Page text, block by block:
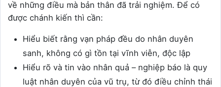
về những điều mà bản thân đã trải nghiệm. Để có
được chánh kiến thì cần:
Hiểu biết rằng vạn pháp đều do nhân duyên
sanh, không có gì tồn tại vĩnh viễn, độc lập
Hiểu rõ và tin vào nhân quả – nghiệp báo là quy
luật nhân duyên của vũ trụ, từ đó điều chỉnh thái